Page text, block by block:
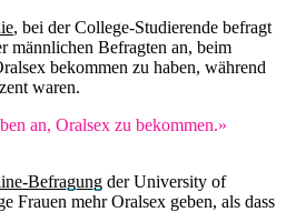
, bei der College-Studierende befragt
männlichen Befragten an, beim
bekommen zu haben, während
waren.
an, Oralsex zu bekommen.»
Befragung der University of
Frauen mehr Oralsex geben, als dass